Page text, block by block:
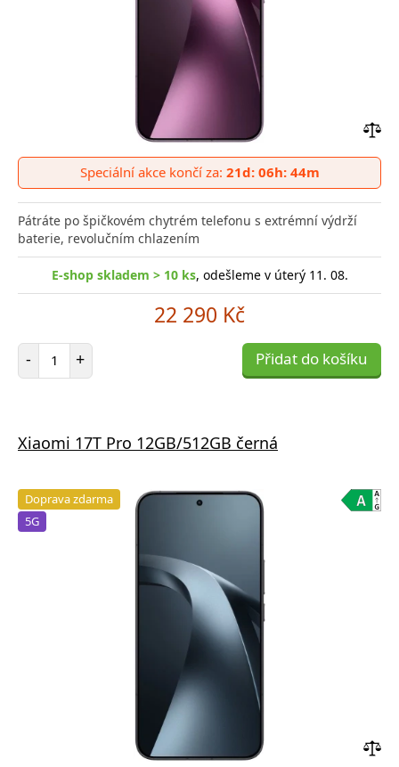
do
Speciální akce končí za: 21d: 06h: 44m
Pátráte po špičkovém chytrém telefonu s extrémní výdrží
baterie, revolučním chlazením
E-shop skladem > 10 ks, odešleme v úterý 11. 08.
22 290 Kč
- Počet položek
+ Přidat do košíku
Xiaomi 17T Pro 12GB/512GB černá
Doprava zdarma
5G